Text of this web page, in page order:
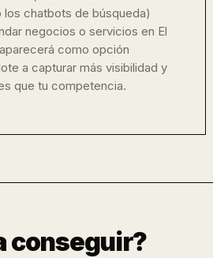
chatbots de búsqueda)
negocios o servicios en El
como opción
a capturar más visibilidad y
que tu competencia.
conseguir?